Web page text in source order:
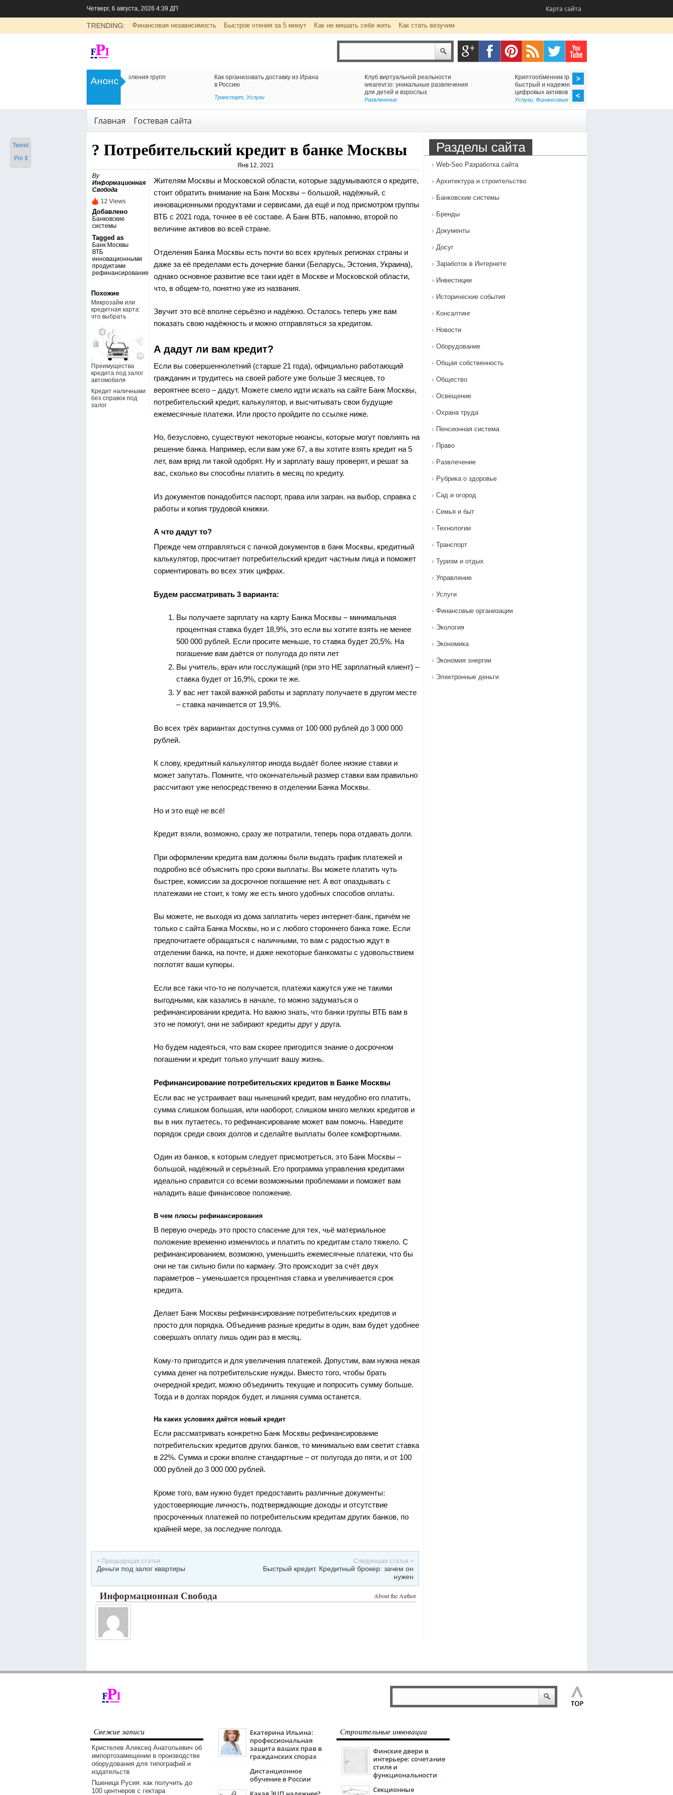
Четверг, 6 августа, 2026 4:39 ДП Карта сайта
TRENDING: Финансовая независимость Быстрое чтения за 5 минут Как не мешать себе жить Как стать везучим
Анонс
Цоликлоны для определения групп
Как организовать доставку из Ирана
Клуб виртуальной реальности
wearevr.io: уникальные развлечения
для детей и взрослых
Криптообменник ipay24.org —
быстрый и надежный обмен
цифровых активов
Финансовые организации
Главная Гостевая сайта
? Потребительский кредит в банке Москвы
Янв 12, 2021
By
Информационная
Свобода
12 Views
Добавлено
Банковские
системы
Tagged as
Банк Москвы
ВТБ
инновационными
продуктами
рефинансирование
Похожие
Микрозайм или
кредитная карта:
что выбрать
Преимущества
кредита под залог
автомобиля
Кредит наличными
без справок под
залог
Жителям Москвы и Московской области, которые задумываются о кредите,
стоит обратить внимание на Банк Москвы – большой, надёжный, с
инновационными продуктами и сервисами, да ещё и под присмотром группы
ВТБ с 2021 года, точнее в её составе. А Банк ВТБ, напомню, второй по
величине активов во всей стране.
Отделения Банка Москвы есть почти во всех крупных регионах страны и
даже за её пределами есть дочерние банки (Беларусь, Эстония, Украина),
однако основное развитие все таки идёт в Москве и Московской области,
что, в общем-то, понятно уже из названия.
Звучит это всё вполне серьёзно и надёжно. Осталось теперь уже вам
показать свою надёжность и можно отправляться за кредитом.
А дадут ли вам кредит?
Если вы совершеннолетний (старше 21 года), официально работающий
гражданин и трудитесь на своей работе уже больше 3 месяцев, то
вероятнее всего – дадут. Можете смело идти искать на сайте Банк Москвы,
потребительский кредит, калькулятор, и высчитывать свои будущие
ежемесячные платежи. Или просто пройдите по ссылке ниже.
Но, безусловно, существуют некоторые нюансы, которые могут повлиять на
решение банка. Например, если вам уже 67, а вы хотите взять кредит на 5
лет, вам вряд ли такой одобрят. Ну и зарплату вашу проверят, и решат за
вас, сколько вы способны платить в месяц по кредиту.
Из документов понадобится паспорт, права или загран. на выбор, справка с
работы и копия трудовой книжки.
А что дадут то?
Прежде чем отправляться с пачкой документов в банк Москвы, кредитный
калькулятор, просчитает потребительский кредит частным лица и поможет
сориентировать во всех этих цифрах.
Будем рассматривать 3 варианта:
Вы получаете зарплату на карту Банка Москвы – минимальная
процентная ставка будет 18,9%, это если вы хотите взять не менее
500 000 рублей. Если просите меньше, то ставка будет 20,5%. На
погашение вам даётся от полугода до пяти лет
Вы учитель, врач или госслужащий (при это НЕ зарплатный клиент) –
ставка будет от 16,9%, сроки те же.
У вас нет такой важной работы и зарплату получаете в другом месте
– ставка начинается от 19,9%.
Во всех трёх вариантах доступна сумма от 100 000 рублей до 3 000 000
рублей.
К слову, кредитный калькулятор иногда выдаёт более низкие ставки и
может запутать. Помните, что окончательный размер ставки вам правильно
рассчитают уже непосредственно в отделении Банка Москвы.
Но и это ещё не всё!
Кредит взяли, возможно, сразу же потратили, теперь пора отдавать долги.
При оформлении кредита вам должны были выдать график платежей и
подробно всё объяснить про сроки выплаты. Вы можете платить чуть
быстрее, комиссии за досрочное погашение нет. А вот опаздывать с
платежами не стоит, к тому же есть много удобных способов оплаты.
Вы можете, не выходя из дома заплатить через интернет-банк, причём не
только с сайта Банка Москвы, но и с любого стороннего банка тоже. Если
предпочитаете обращаться с наличными, то вам с радостью ждут в
отделении банка, на почте, и даже некоторые банкоматы с удовольствием
поглотят ваши купюры.
Если все таки что-то не получается, платежи кажутся уже не такими
выгодными, как казались в начале, то можно задуматься о
рефинансировании кредита. Но важно знать, что банки группы ВТБ вам в
это не помогут, они не забирают кредиты друг у друга.
Но будем надеяться, что вам скорее пригодится знание о досрочном
погашении и кредит только улучшит вашу жизнь.
Рефинансирование потребительских кредитов в Банке Москвы
Если вас не устраивает ваш нынешний кредит, вам неудобно его платить,
сумма слишком большая, или наоборот, слишком много мелких кредитов и
вы в них путаетесь, то рефинансирование может вам помочь. Наведите
порядок среди своих долгов и сделайте выплаты более комфортными.
Один из банков, к которым следует присмотреться, это Банк Москвы –
большой, надёжный и серьёзный. Его программа управления кредитами
идеально справится со всеми возможными проблемами и поможет вам
наладить ваше финансовое положение.
В чем плюсы рефинансирования
В первую очередь это просто спасение для тех, чьё материальное
положение временно изменилось и платить по кредитам стало тяжело. С
рефинансированием, возможно, уменьшить ежемесячные платежи, что бы
они не так сильно били по карману. Это происходит за счёт двух
параметров – уменьшается процентная ставка и увеличивается срок
кредита.
Делает Банк Москвы рефинансирование потребительских кредитов и
просто для порядка. Объединив разные кредиты в один, вам будет удобнее
совершать оплату лишь один раз в месяц.
Кому-то пригодится и для увеличения платежей. Допустим, вам нужна некая
сумма денег на потребительские нужды. Вместо того, чтобы брать
очередной кредит, можно объединить текущие и попросить сумму больше.
Тогда и в долгах порядок будет, и лишняя сумма останется.
На каких условиях даётся новый кредит
Если рассматривать конкретно Банк Москвы рефинансирование
потребительских кредитов других банков, то минимально вам светит ставка
в 22%. Сумма и сроки вполне стандартные – от полугода до пяти, и от 100
000 рублей до 3 000 000 рублей.
Кроме того, вам нужно будет предоставить различные документы:
удостоверяющие личность, подтверждающие доходы и отсутствие
просроченных платежей по потребительским кредитам других банков, по
крайней мере, за последние полгода.
< Предыдущая статья
Деньги под залог квартиры
Следующая статья >
Быстрый кредит. Кредитный брокер: зачем он
нужен
About the Author
Информационная Свобода
Разделы сайта
Web-Seo Разработка сайта
Архитектура и строительство
Банковские системы
Бренды
Документы
Досуг
Заработок в Интернете
Инвестиции
Исторические события
Консалтинг
Новости
Оборудование
Общая собственность
Общество
Освещение
Охрана труда
Пенсионная система
Право
Развлечение
Рубрика о здоровье
Сад и огород
Семья и быт
Технологии
Транспорт
Туризм и отдых
Управление
Услуги
Финансовые организации
Экология
Экономика
Экономия энергии
Электронные деньги
Tweet
Pin It
Свежие записи
Кристелев Алексеq Анатольевич об
импортозамещении в производстве
оборудования для типографий и
издательств
Пшеница Русия: как получить до
100 центнеров с гектара
Екатерина Ильина:
профессиональная
защита ваших прав в
гражданских спорах
Дистанционное
обучение в России
Строительные инновации
Финские двери в
интерьере: сочетание
стиля и
функциональности
Секционные